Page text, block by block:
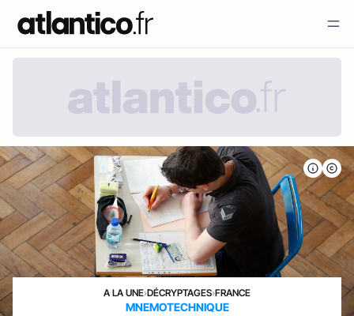
A LA UNE›DÉCRYPTAGES›FRANCE
MNEMOTECHNIQUE